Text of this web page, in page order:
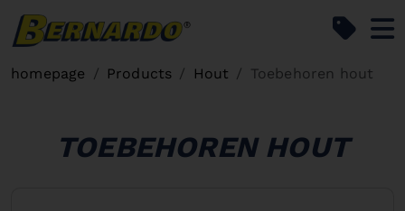
homepage Products Hout Toebehoren hout
TOEBEHOREN HOUT